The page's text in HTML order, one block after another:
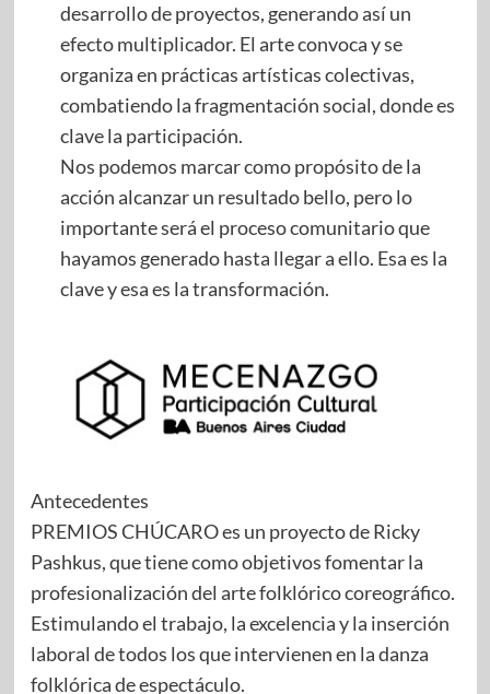
desarrollo de proyectos, generando así un
efecto multiplicador. El arte convoca y se
organiza en prácticas artísticas colectivas,
combatiendo la fragmentación social, donde es
clave la participación.
Nos podemos marcar como propósito de la
acción alcanzar un resultado bello, pero lo
importante será el proceso comunitario que
hayamos generado hasta llegar a ello. Esa es la
clave y esa es la transformación.
Antecedentes
PREMIOS CHÚCARO es un proyecto de Ricky
Pashkus, que tiene como objetivos fomentar la
profesionalización del arte folklórico coreográfico.
Estimulando el trabajo, la excelencia y la inserción
laboral de todos los que intervienen en la danza
folklórica de espectáculo.